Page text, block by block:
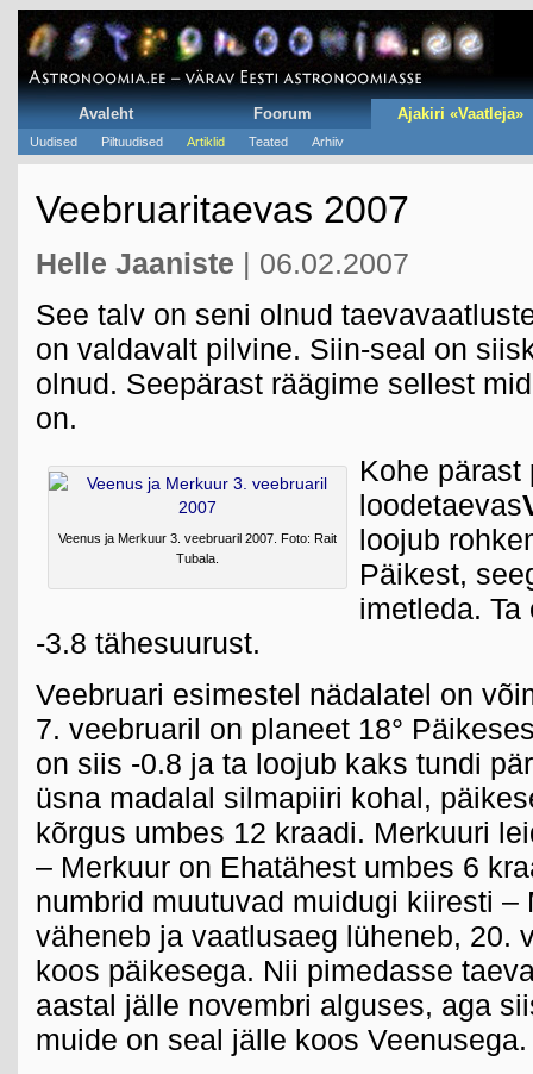
Avaleht Foorum Ajakiri «Vaatleja»
Uudised Piltuudised Artiklid Teated Arhiiv
Veebruaritaevas 2007
Helle Jaaniste | 06.02.2007
See talv on seni olnud
on valdavalt pilvine. Siin-seal on
olnud. Seepärast räägime sellest
on.
Veenus ja Merkuur 3. veebruaril 2007. Foto: Rait
Tubala.
Kohe pärast
loodetaevas
loojub
Päikest,
imetleda.
-3.8 tähesuurust.
Veebruari esimestel nädalatel on
7. veebruaril on planeet 18°
on siis -0.8 ja ta loojub kaks tundi
üsna madalal silmapiiri kohal,
kõrgus umbes 12 kraadi. Merkuuri
– Merkuur on Ehatähest umbes 6
numbrid muutuvad muidugi kiiresti –
väheneb ja vaatlusaeg lüheneb, 20.
koos päikesega. Nii pimedasse
aastal jälle novembri alguses, aga
muide on seal jälle koos Veenusega.